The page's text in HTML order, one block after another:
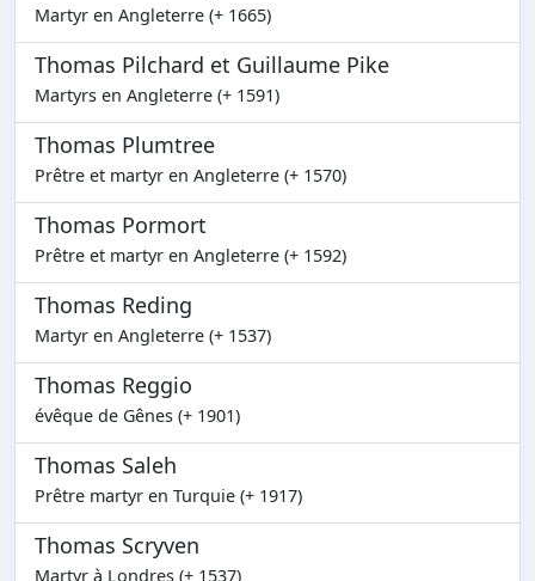
Martyr en Angleterre (+ 1665)
Thomas Pilchard et Guillaume Pike
Martyrs en Angleterre (+ 1591)
Thomas Plumtree
Prêtre et martyr en Angleterre (+ 1570)
Thomas Pormort
Prêtre et martyr en Angleterre (+ 1592)
Thomas Reding
Martyr en Angleterre (+ 1537)
Thomas Reggio
évêque de Gênes (+ 1901)
Thomas Saleh
Prêtre martyr en Turquie (+ 1917)
Thomas Scryven
Martyr à Londres (+ 1537)